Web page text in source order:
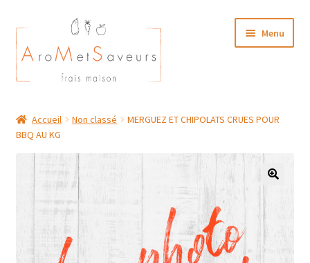
Aller
à
la
navigation
Aller
au
contenu
Menu
Plat du Jour/ Menu Week end
NOS BOUTIQUES
MON COMPTE
Accueil Non classé
MERGUEZ ET CHIPOLATS CRUES POUR
BBQ AU KG